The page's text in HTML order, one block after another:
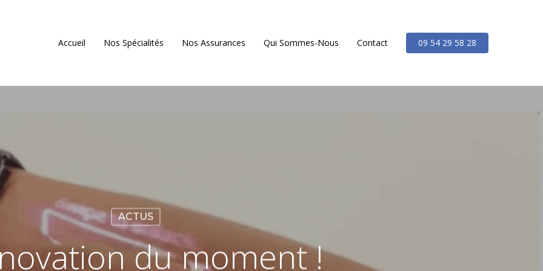
Accueil Nos Spécialités Nos Assurances Qui Sommes-Nous Contact 09 54 29 58 28
ACTUS
du moment !